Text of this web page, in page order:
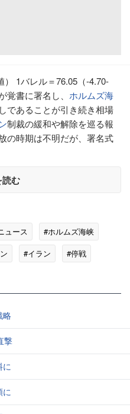
1バレル＝76.05（-4.70-
覚書に署名し、 ホルムズ海
であることが引き続き相場
制裁の緩和や解除を巡る報
の時期は不明だが、署名式
む
ュース
#ホルムズ海峡
#イラン #停戦
略
撃
に
に